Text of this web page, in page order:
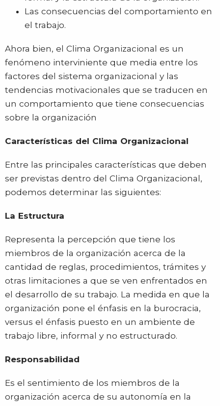
Las consecuencias del comportamiento en
el trabajo.
Ahora bien, el Clima Organizacional es un
fenómeno interviniente que media entre los
factores del sistema organizacional y las
tendencias motivacionales que se traducen en
un comportamiento que tiene consecuencias
sobre la organización
Características del Clima Organizacional
Entre las principales características que deben
ser previstas dentro del Clima Organizacional,
podemos determinar las siguientes:
La Estructura
Representa la percepción que tiene los
miembros de la organización acerca de la
cantidad de reglas, procedimientos, trámites y
otras limitaciones a que se ven enfrentados en
el desarrollo de su trabajo. La medida en que la
organización pone el énfasis en la burocracia,
versus el énfasis puesto en un ambiente de
trabajo libre, informal y no estructurado.
Responsabilidad
Es el sentimiento de los miembros de la
organización acerca de su autonomía en la